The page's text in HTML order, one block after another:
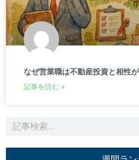
なぜ営業職は不動産投資と相性
記事を読む »
検